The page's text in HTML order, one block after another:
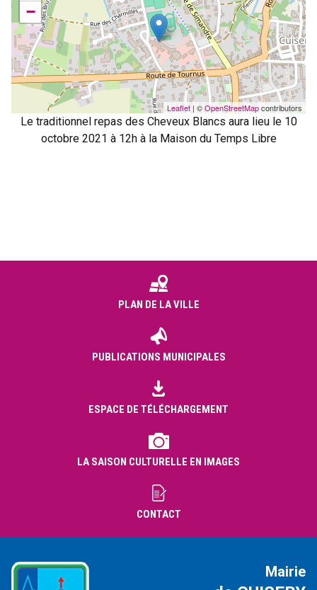
−
Leaflet | ©OpenStreetMapcontributors
Le traditionnel repas des Cheveux Blancs aura lieu le 10
octobre 2021 à 12h à la Maison du Temps Libre
PLAN DE LA VILLE
PUBLICATIONS MUNICIPALES
ESPACE DE TÉLÉCHARGEMENT
LA SAISON CULTURELLE EN IMAGES
CONTACT
Mairie